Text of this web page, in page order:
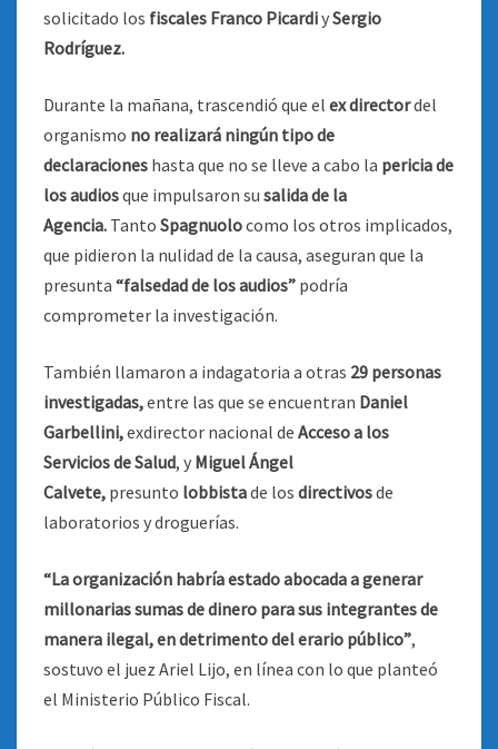
solicitado los fiscales Franco PicardiySergio
Rodríguez.
Durante la mañana, trascendió que el ex directordel
organismo no realizará ningún tipo de
declaraciones hasta que no se lleve a cabo la pericia de
los audiosque impulsaron su salida de la
Agencia. Tanto Spagnuolocomo los otros implicados,
que pidieron la nulidad de la causa, aseguran que la
presunta “falsedad de los audios” podría
comprometer la investigación.
También llamaron a indagatoria a otras 29 personas
investigadas,entre las que se encuentran Daniel
Garbellini,exdirector nacional de Acceso a los
Servicios de Salud, y Miguel Ángel
Calvete, presunto lobbistade los directivosde
laboratorios y droguerías.
“La organización habría estado abocada a generar
millonarias sumas de dinero para sus integrantes de
manera ilegal, en detrimento del erario público”,
sostuvo el juez Ariel Lijo, en línea con lo que planteó
el Ministerio Público Fiscal.